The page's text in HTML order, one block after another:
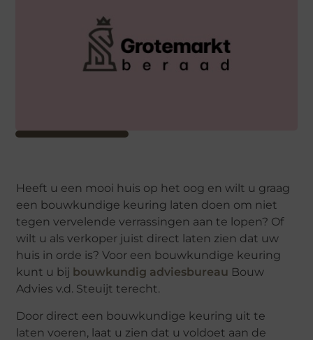
Heeft u een mooi huis op het oog en wilt u graag
een bouwkundige keuring laten doen om niet
tegen vervelende verrassingen aan te lopen? Of
wilt u als verkoper juist direct laten zien dat uw
huis in orde is? Voor een bouwkundige keuring
kunt u bij bouwkundig adviesbureau Bouw
Advies v.d. Steuijt terecht.
Door direct een bouwkundige keuring uit te
laten voeren, laat u zien dat u voldoet aan de